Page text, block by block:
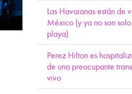
Las Havaianas están de
México (y ya no son
playa)
Perez Hilton es
de una preocupante
vivo